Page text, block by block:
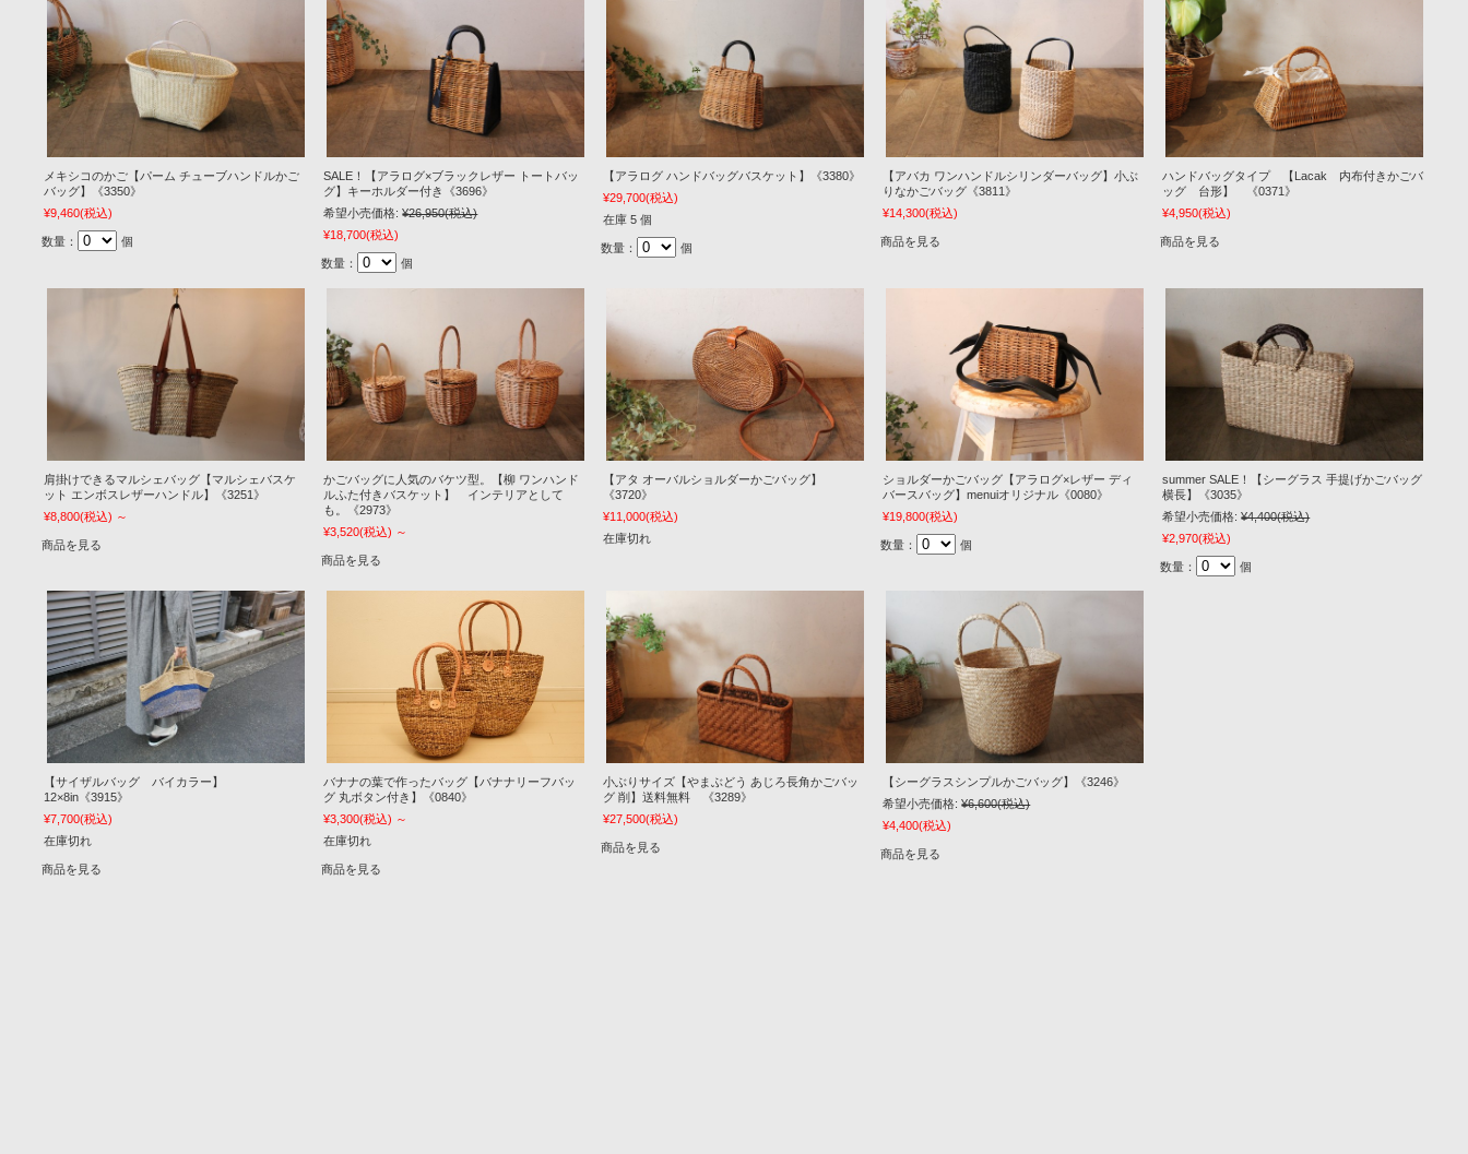
メキシコのかご【パーム チューブハンドルかご
バッグ】《3350》
¥9,460(税込)
数量： 個
SALE！【アラログ×ブラックレザー トートバッ
グ】キーホルダー付き《3696》
希望小売価格: ¥26,950(税込)
¥18,700(税込)
数量： 個
【アラログ ハンドバッグバスケット】《3380》
¥29,700(税込)
在庫 5 個
数量： 個
【アバカ ワンハンドルシリンダーバッグ】小ぶ
りなかごバッグ《3811》
¥14,300(税込)
商品を見る
ハンドバッグタイプ 【Lacak 内布付きかごバ
ッグ 台形】 《0371》
¥4,950(税込)
商品を見る
肩掛けできるマルシェバッグ【マルシェバスケ
ット エンボスレザーハンドル】《3251》
¥8,800(税込) ～
商品を見る
かごバッグに人気のバケツ型。【柳 ワンハンド
ルふた付きバスケット】 インテリアとして
も。《2973》
¥3,520(税込) ～
商品を見る
【アタ オーバルショルダーかごバッグ】
《3720》
¥11,000(税込)
在庫切れ
ショルダーかごバッグ【アラログ×レザー ディ
バースバッグ】menuiオリジナル《0080》
¥19,800(税込)
数量： 個
summer SALE！【シーグラス 手提げかごバッグ
横長】《3035》
希望小売価格: ¥4,400(税込)
¥2,970(税込)
数量： 個
【サイザルバッグ バイカラー】
12×8in《3915》
¥7,700(税込)
在庫切れ
商品を見る
バナナの葉で作ったバッグ【バナナリーフバッ
グ 丸ボタン付き】《0840》
¥3,300(税込) ～
在庫切れ
商品を見る
小ぶりサイズ【やまぶどう あじろ長角かごバッ
グ 削】送料無料 《3289》
¥27,500(税込)
商品を見る
【シーグラスシンプルかごバッグ】《3246》
希望小売価格: ¥6,600(税込)
¥4,400(税込)
商品を見る